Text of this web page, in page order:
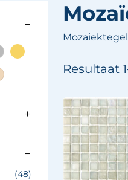
(48)
Resultaat